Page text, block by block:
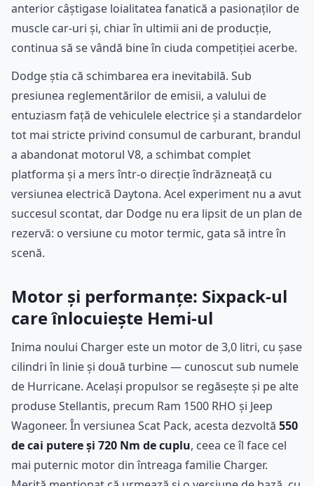
anterior câștigase loialitatea fanatică a pasionaților de
muscle car-uri și, chiar în ultimii ani de producție,
continua să se vândă bine în ciuda competiției acerbe.
Dodge știa că schimbarea era inevitabilă. Sub
presiunea reglementărilor de emisii, a valului de
entuziasm față de vehiculele electrice și a standardelor
tot mai stricte privind consumul de carburant, brandul
a abandonat motorul V8, a schimbat complet
platforma și a mers într-o direcție îndrăzneață cu
versiunea electrică Daytona. Acel experiment nu a avut
succesul scontat, dar Dodge nu era lipsit de un plan de
rezervă: o versiune cu motor termic, gata să intre în
scenă.
Motor și performanțe: Sixpack-ul
care înlocuiește Hemi-ul
Inima noului Charger este un motor de 3,0 litri, cu șase
cilindri în linie și două turbine — cunoscut sub numele
de Hurricane. Același propulsor se regăsește și pe alte
produse Stellantis, precum Ram 1500 RHO și Jeep
Wagoneer. În versiunea Scat Pack, acesta dezvoltă 550
de cai putere și 720 Nm de cuplu, ceea ce îl face cel
mai puternic motor din întreaga familie Charger.